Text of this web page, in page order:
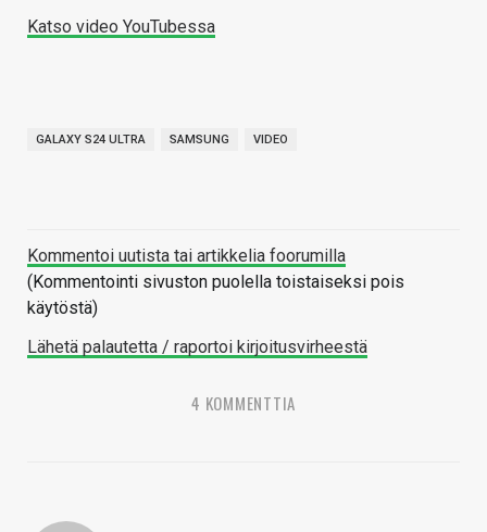
Katso video YouTubessa
GALAXY S24 ULTRA SAMSUNG VIDEO
Kommentoi uutista tai artikkelia foorumilla
(Kommentointi sivuston puolella toistaiseksi pois
käytöstä)
Lähetä palautetta / raportoi kirjoitusvirheestä
4 KOMMENTTIA